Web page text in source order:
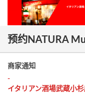
预约NATURA
商家通知
-
イタリアン酒場武蔵小